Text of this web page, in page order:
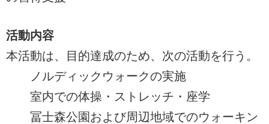
活動内容
本活動は、目的達成のため、次の活動を行う。
ノルディックウォークの実施
室内での体操・ストレッチ・座学
冨士森公園および周辺地域でのウォーキン